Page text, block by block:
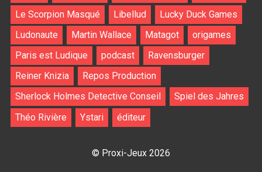
Le Scorpion Masqué
Libellud
Lucky Duck Games
Ludonaute
Martin Wallace Matagot
origames
Paris est Ludique
podcast
Ravensburger
Reiner Knizia
Repos Production
Sherlock Holmes Detective Conseil
Spiel des Jahres
Théo Rivière
Ystari éditeur
© Proxi-Jeux 2026